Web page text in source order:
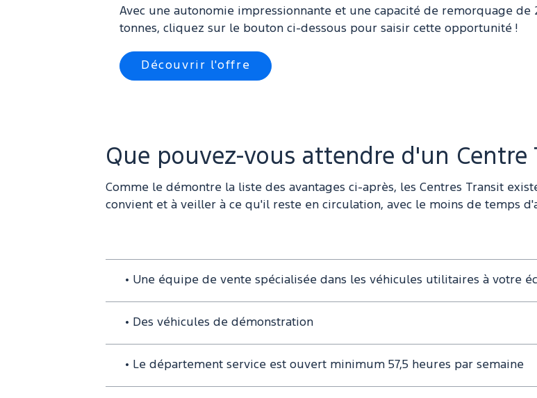
Avec une autonomie impressionnante et une capacité de remorquage de
tonnes, cliquez sur le bouton ci-dessous pour saisir cette opportunité !
Découvrir l'offre
Que pouvez-vous attendre d'un Centre
Comme le démontre la liste des avantages ci-après, les Centres Transit
convient et à veiller à ce qu'il reste en circulation, avec le moins de temps
• Une équipe de vente spécialisée dans les véhicules utilitaires à
• Des véhicules de démonstration
• Le département service est ouvert minimum 57,5 heures par